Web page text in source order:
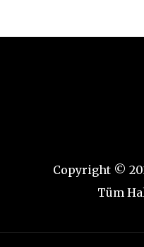
Copyright ©
Tüm